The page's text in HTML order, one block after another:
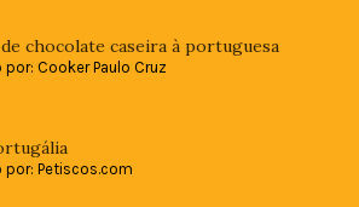
chocolate caseira à portuguesa
por: Cooker Paulo Cruz
por: Petiscos.com